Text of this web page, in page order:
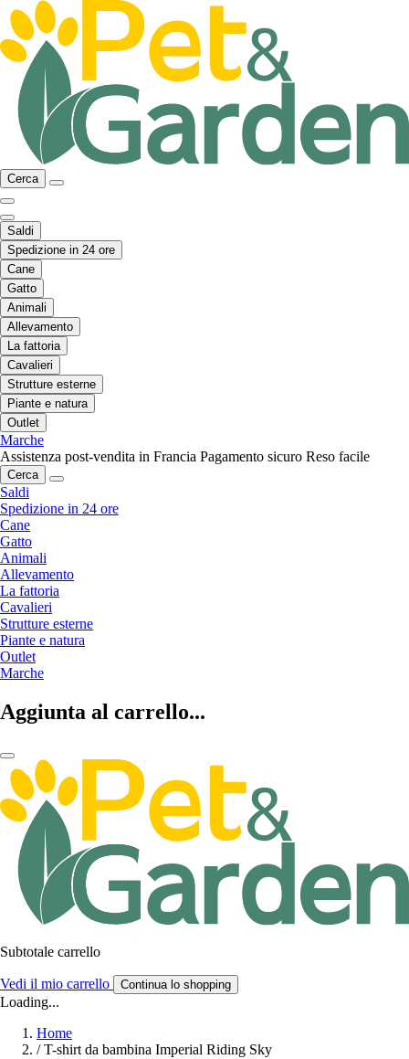
Cerca
Saldi
Spedizione in 24 ore
Cane
Gatto
Animali
Allevamento
La fattoria
Cavalieri
Strutture esterne
Piante e natura
Outlet
Marche
Assistenza post-vendita in Francia Pagamento sicuro Reso facile
Cerca
Saldi
Spedizione in 24 ore
Cane
Gatto
Animali
Allevamento
La fattoria
Cavalieri
Strutture esterne
Piante e natura
Outlet
Marche
Aggiunta al carrello...
Subtotale carrello
Vedi il mio carrello Continua lo shopping
Loading...
Home
/ T-shirt da bambina Imperial Riding Sky